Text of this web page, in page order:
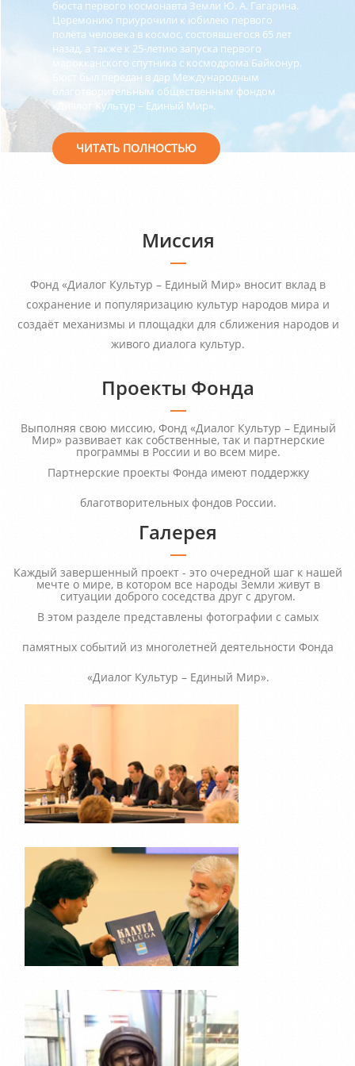
бюста первого космонавта Земли Ю. А. Гагарина.
Церемонию приурочили к юбилею первого
полёта человека в космос, состоявшегося 65 лет
назад, а также к 25-летию запуска первого
марокканского спутника с космодрома Байконур.
Бюст был передан в дар Международным
благотворительным общественным фондом
«Диалог Культур – Единый Мир».
ЧИТАТЬ ПОЛНОСТЬЮ
Миссия
Фонд «Диалог Культур – Единый Мир» вносит вклад в
сохранение и популяризацию культур народов мира и
создаёт механизмы и площадки для сближения народов и
живого диалога культур.
Проекты Фонда
Выполняя свою миссию, Фонд «Диалог Культур – Единый
Мир» развивает как собственные, так и партнерские
программы в России и во всем мире.
Партнерские проекты Фонда имеют поддержку
благотворительных фондов России.
Галерея
Каждый завершенный проект - это очередной шаг к нашей
мечте о мире, в котором все народы Земли живут в
ситуации доброго соседства друг с другом.
В этом разделе представлены фотографии с самых
памятных событий из многолетней деятельности Фонда
«Диалог Культур – Единый Мир».